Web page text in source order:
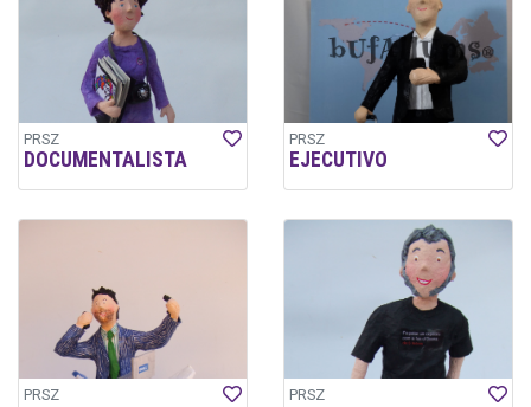
PRSZ
DOCUMENTALISTA
PRSZ
EJECUTIVO
PRSZ PRSZ